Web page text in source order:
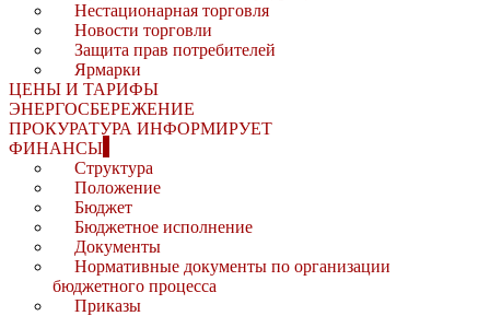
Нестационарная торговля
Новости торговли
Защита прав потребителей
Ярмарки
ЦЕНЫ И ТАРИФЫ
ЭНЕРГОСБЕРЕЖЕНИЕ
ПРОКУРАТУРА ИНФОРМИРУЕТ
ФИНАНСЫ
Структура
Положение
Бюджет
Бюджетное исполнение
Документы
Нормативные документы по организации
бюджетного процесса
Приказы